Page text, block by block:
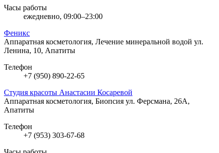
Часы работы
ежедневно, 09:00–23:00
Феникс
Аппаратная косметология, Лечение минеральной водой ул.
Ленина, 10, Апатиты
Телефон
+7 (950) 890-22-65
Студия красоты Анастасии Косаревой
Аппаратная косметология, Биопсия ул. Ферсмана, 26А,
Апатиты
Телефон
+7 (953) 303-67-68